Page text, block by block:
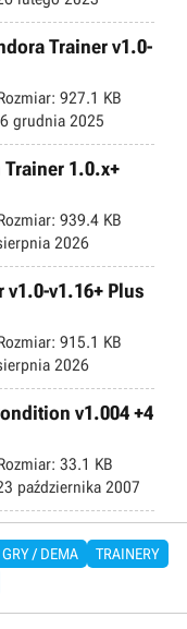
Trainer v1.0-
927.1 KB
grudnia 2025
1.0.x+
939.4 KB
2026
v1.0-v1.16+ Plus
915.1 KB
2026
v1.004 +4
33.1 KB
października 2007
GRY / DEMA
TRAINERY